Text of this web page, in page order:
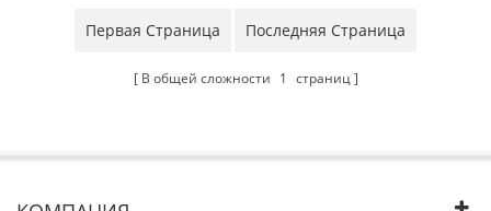
Первая Страница Последняя Страница
В общей сложности 1 страниц